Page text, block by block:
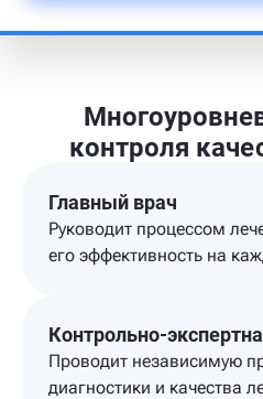
контроля
Главный врач
Руководит процессом
его эффективность на
Контрольно-
Проводит независимую
диагностики и качества